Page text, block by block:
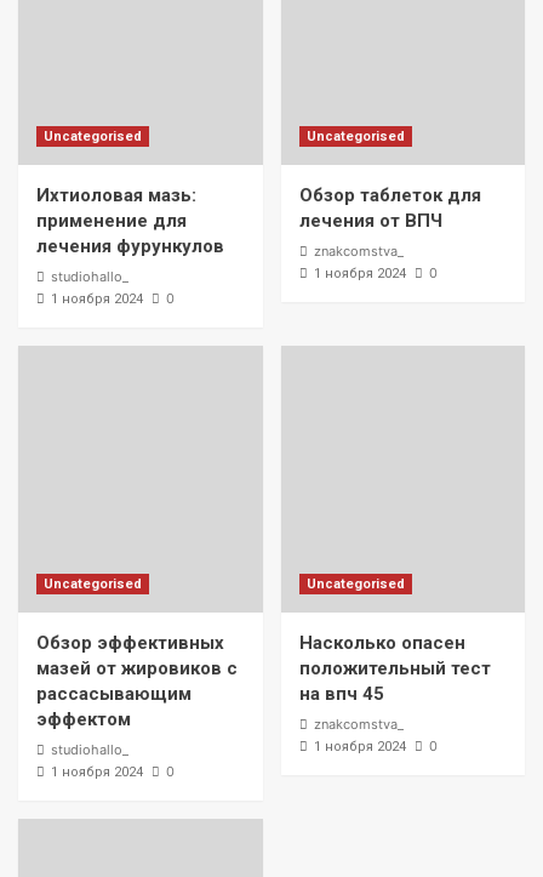
Uncategorised
Ихтиоловая мазь:
применение для
лечения фурункулов
studiohallo_
1 ноября 2024 0
Uncategorised
Обзор таблеток для
лечения от ВПЧ
znakcomstva_
1 ноября 2024 0
Uncategorised
Обзор эффективных
мазей от жировиков с
рассасывающим
эффектом
studiohallo_
1 ноября 2024 0
Uncategorised
Насколько опасен
положительный тест
на впч 45
znakcomstva_
1 ноября 2024 0